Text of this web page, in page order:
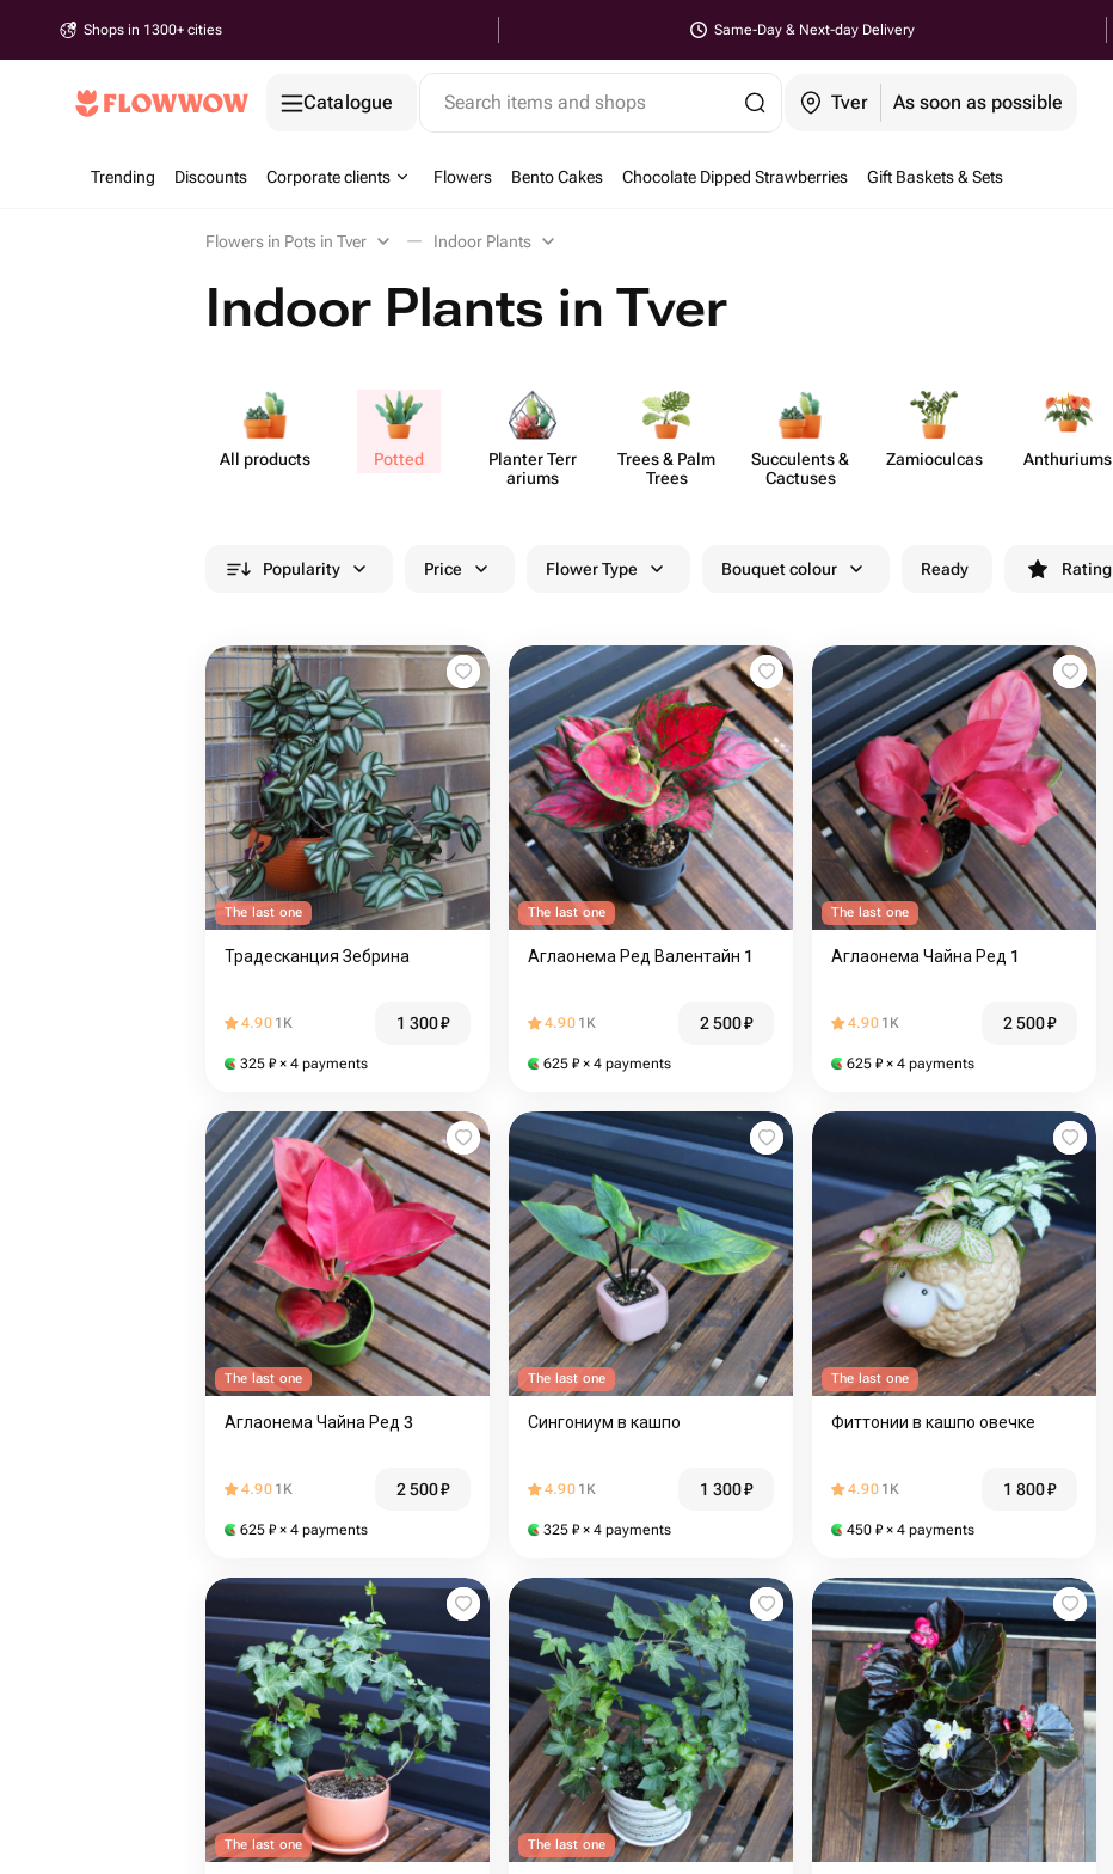
Shops in 1300+ cities Same-Day & Next-day Delivery
Catalogue Search items and shops Tver As soon as possible
Trending Discounts Corporate clients Flowers Bento Cakes Chocolate Dipped Strawberries Gift Baskets & Sets
Flowers in Pots in Tver Indoor Plants
Indoor Plants in Tver
All products Potted
Planter Terr​
ariums
Trees & Palm
Trees
Succ​ulents &
Cactuses
Zamio​culcas Anth​uriums
Popularity Price Flower Type Bouquet colour Ready Rating
The last one
Традесканция Зебрина
4.90 1K 1 300₽
325 ₽ × 4 payments
The last one
Аглаонема Ред Валентайн 1
4.90 1K 2 500₽
625 ₽ × 4 payments
The last one
Аглаонема Чайна Ред 1
4.90 1K 2 500₽
625 ₽ × 4 payments
The last one
Аглаонема Чайна Ред 3
4.90 1K 2 500₽
625 ₽ × 4 payments
The last one
Сингониум в кашпо
4.90 1K 1 300₽
325 ₽ × 4 payments
The last one
Фиттонии в кашпо овечке
4.90 1K 1 800₽
450 ₽ × 4 payments
The last one The last one